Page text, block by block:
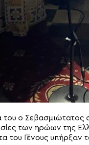
του ο Σεβασμιώτατος
των ηρώων της
του Γένους υπήρξαν